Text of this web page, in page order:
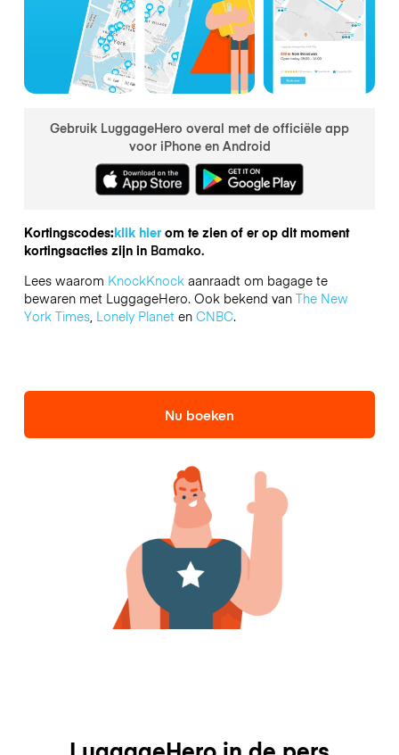
Gebruik LuggageHero overal met de officiële app
voor iPhone en Android
Kortingscodes:klik hierom te zien of er op dit moment
kortingsacties zijn in Bamako.
Lees waarom KnockKnockaanraadt om bagage te
bewaren met LuggageHero. Ook bekend van The New
York Times, Lonely Planeten CNBC.
Nu boeken